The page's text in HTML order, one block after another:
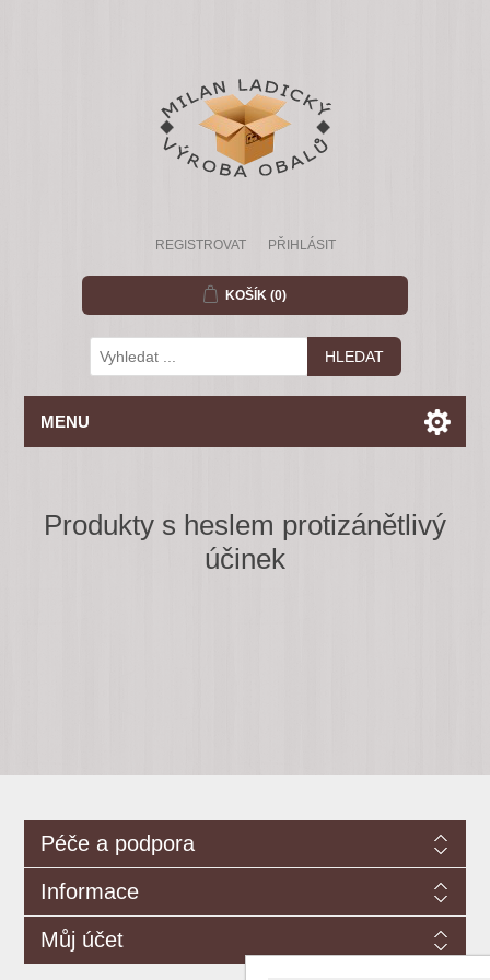
REGISTROVAT PŘIHLÁSIT
KOŠÍK (0)
MENU
Produkty s heslem protizánětlivý
účinek
Péče a podpora
Informace
Můj účet